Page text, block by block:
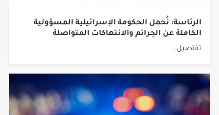
الرئاسة: نُحمل الحكومة الإسرائيلية المسؤولية
الكاملة عن الجرائم والانتهاكات المتواصلة
تفاصيل..